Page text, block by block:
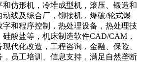
仿形机，冷堆成型机，滚压、锻造和
线及综合厂，铆接机，爆破/轮式爆
和程序控制，热处理设备，热处理技
酸盐等，机床制造软件CAD/CAM，
代化改造，工程咨询，金融、保险、
员工培训、信息支持，满足自然垄断